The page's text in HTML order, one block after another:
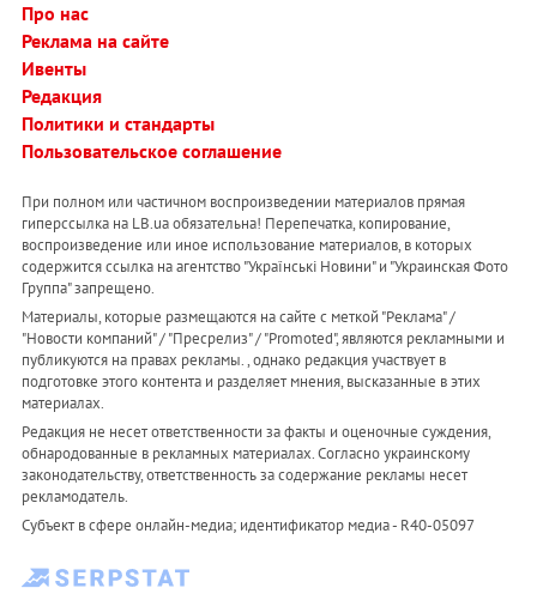
Про нас
Реклама на сайте
Ивенты
Редакция
Политики и стандарты
Пользовательское соглашение
При полном или частичном воспроизведении материалов прямая
гиперссылка на LB.ua обязательна! Перепечатка, копирование,
воспроизведение или иное использование материалов, в которых
содержится ссылка на агентство "Українськi Новини" и "Украинская Фото
Группа" запрещено.
Материалы, которые размещаются на сайте с меткой "Реклама" /
"Новости компаний" / "Пресрелиз" / "Promoted", являются рекламными и
публикуются на правах рекламы. , однако редакция участвует в
подготовке этого контента и разделяет мнения, высказанные в этих
материалах.
Редакция не несет ответственности за факты и оценочные суждения,
обнародованные в рекламных материалах. Согласно украинскому
законодательству, ответственность за содержание рекламы несет
рекламодатель.
Субъект в сфере онлайн-медиа; идентификатор медиа - R40-05097